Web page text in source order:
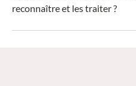
reconnaître et les traiter ?